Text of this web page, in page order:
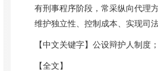
有刑事程序阶段，常采纵向代理
维护独立性、控制成本、实现司
【中文关键字】公设辩护人制度
【全文】